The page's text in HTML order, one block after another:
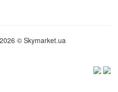
© Skymarket.ua